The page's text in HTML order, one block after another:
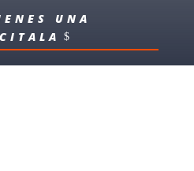
UNA